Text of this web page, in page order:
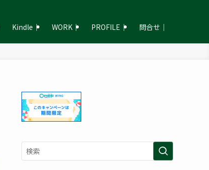
Kindle｜ WORK｜ PROFILE｜ 問合せ｜